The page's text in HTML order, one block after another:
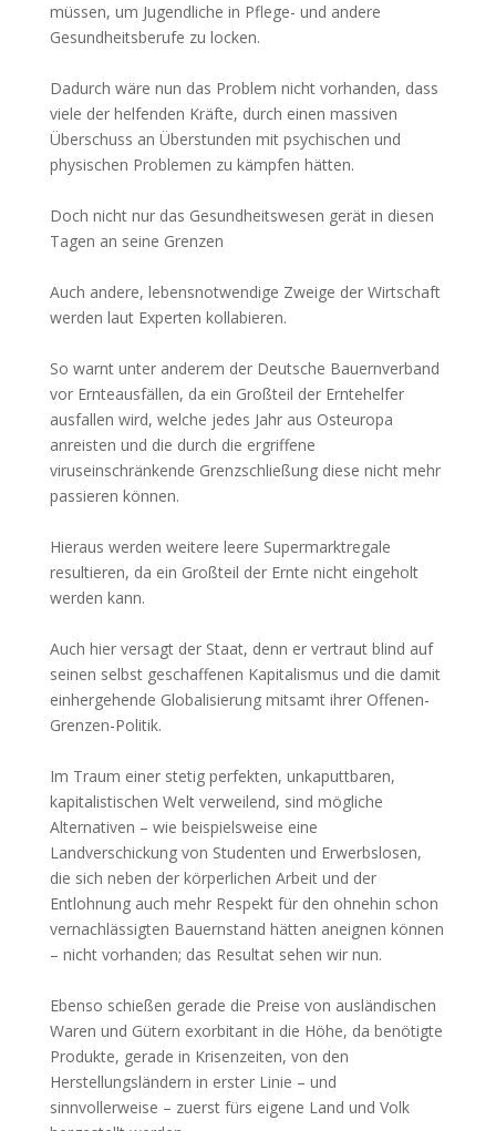
müssen, um Jugendliche in Pflege- und andere
Gesundheitsberufe zu locken.
Dadurch wäre nun das Problem nicht vorhanden, dass
viele der helfenden Kräfte, durch einen massiven
Überschuss an Überstunden mit psychischen und
physischen Problemen zu kämpfen hätten.
Doch nicht nur das Gesundheitswesen gerät in diesen
Tagen an seine Grenzen
Auch andere, lebensnotwendige Zweige der Wirtschaft
werden laut Experten kollabieren.
So warnt unter anderem der Deutsche Bauernverband
vor Ernteausfällen, da ein Großteil der Erntehelfer
ausfallen wird, welche jedes Jahr aus Osteuropa
anreisten und die durch die ergriffene
viruseinschränkende Grenzschließung diese nicht mehr
passieren können.
Hieraus werden weitere leere Supermarktregale
resultieren, da ein Großteil der Ernte nicht eingeholt
werden kann.
Auch hier versagt der Staat, denn er vertraut blind auf
seinen selbst geschaffenen Kapitalismus und die damit
einhergehende Globalisierung mitsamt ihrer Offenen-
Grenzen-Politik.
Im Traum einer stetig perfekten, unkaputtbaren,
kapitalistischen Welt verweilend, sind mögliche
Alternativen – wie beispielsweise eine
Landverschickung von Studenten und Erwerbslosen,
die sich neben der körperlichen Arbeit und der
Entlohnung auch mehr Respekt für den ohnehin schon
vernachlässigten Bauernstand hätten aneignen können
– nicht vorhanden; das Resultat sehen wir nun.
Ebenso schießen gerade die Preise von ausländischen
Waren und Gütern exorbitant in die Höhe, da benötigte
Produkte, gerade in Krisenzeiten, von den
Herstellungsländern in erster Linie – und
sinnvollerweise – zuerst fürs eigene Land und Volk